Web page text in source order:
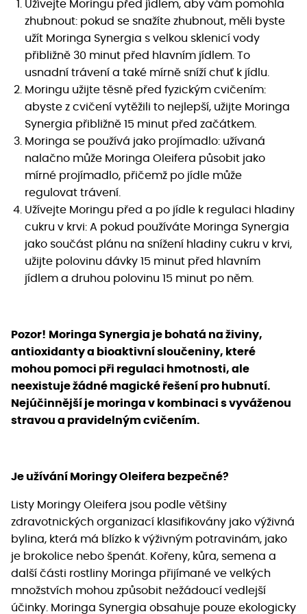
Užívejte Moringu před jídlem, aby vám pomohla
zhubnout: pokud se snažíte zhubnout, měli byste
užít Moringa Synergia s velkou sklenicí vody
přibližně 30 minut před hlavním jídlem. To
usnadní trávení a také mírně sníží chuť k jídlu.
Moringu užijte těsně před fyzickým cvičením:
abyste z cvičení vytěžili to nejlepší, užijte Moringa
Synergia přibližně 15 minut před začátkem.
Moringa se používá jako projímadlo: užívaná
nalačno může Moringa Oleifera působit jako
mírné projímadlo, přičemž po jídle může
regulovat trávení.
Užívejte Moringu před a po jídle k regulaci hladiny
cukru v krvi: A pokud používáte Moringa Synergia
jako součást plánu na snížení hladiny cukru v krvi,
užijte polovinu dávky 15 minut před hlavním
jídlem a druhou polovinu 15 minut po něm.
Pozor! Moringa Synergia je bohatá na živiny,
antioxidanty a bioaktivní sloučeniny, které
mohou pomoci při regulaci hmotnosti, ale
neexistuje žádné magické řešení pro hubnutí.
Nejúčinnější je moringa v kombinaci s vyváženou
stravou a pravidelným cvičením.
Je užívání Moringy Oleifera bezpečné?
Listy Moringy Oleifera jsou podle většiny
zdravotnických organizací klasifikovány jako výživná
bylina, která má blízko k výživným potravinám, jako
je brokolice nebo špenát. Kořeny, kůra, semena a
další části rostliny Moringa přijímané ve velkých
množstvích mohou způsobit nežádoucí vedlejší
účinky. Moringa Synergia obsahuje pouze ekologicky